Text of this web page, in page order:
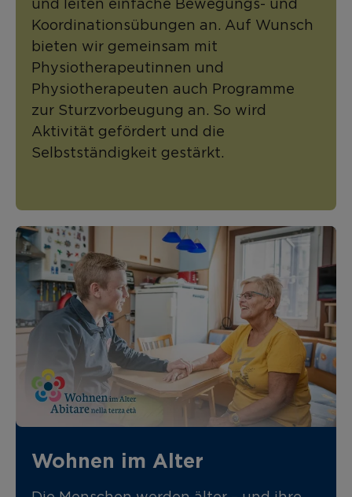
und leiten einfache Bewegungs- und
Koordinationsübungen an. Auf Wunsch
bieten wir gemeinsam mit
Physiotherapeutinnen und
Physiotherapeuten auch Programme
zur Sturzvorbeugung an. So wird
Aktivität gefördert und die
Selbstständigkeit gestärkt.
Wohnen im Alter